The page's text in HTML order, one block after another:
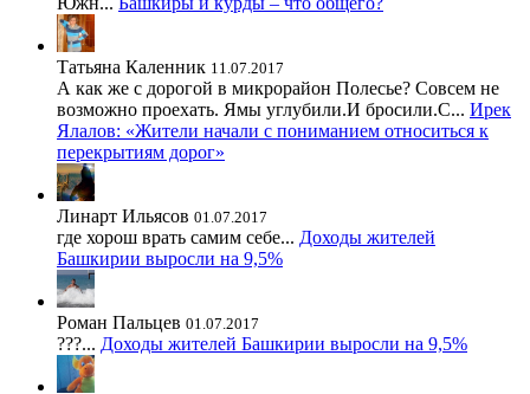
Татьяна Каленник 11.07.2017
А как же с дорогой в микрорайон Полесье? Совсем не
возможно проехать. Ямы углубили.И бросили.С... Ирек
Ялалов: «Жители начали с пониманием относиться к
перекрытиям дорог»
Линарт Ильясов 01.07.2017
где хорош врать самим себе... Доходы жителей
Башкирии выросли на 9,5%
Роман Пальцев 01.07.2017
???... Доходы жителей Башкирии выросли на 9,5%